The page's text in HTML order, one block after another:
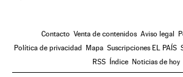
Contacto Venta de contenidos Aviso legal
Política de privacidad
Mapa Suscripciones EL PAÍS
RSS
Índice Noticias de hoy